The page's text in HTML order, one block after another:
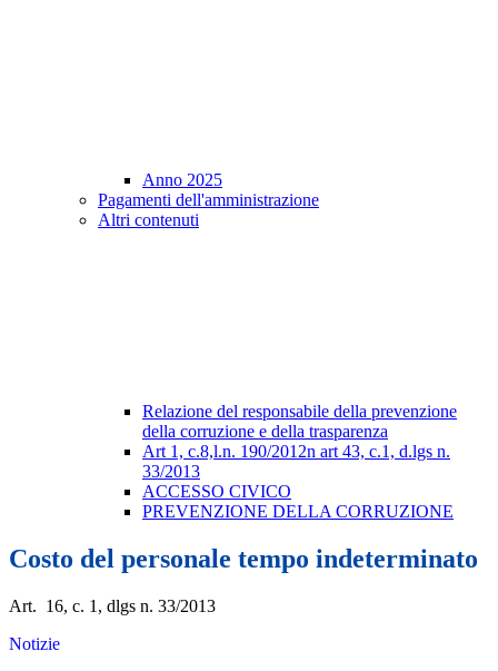
Anno 2025
Pagamenti dell'amministrazione
Altri contenuti
Relazione del responsabile della prevenzione
della corruzione e della trasparenza
Art 1, c.8,l.n. 190/2012n art 43, c.1, d.lgs n.
33/2013
ACCESSO CIVICO
PREVENZIONE DELLA CORRUZIONE
Costo del personale tempo indeterminato
Art. 16, c. 1, dlgs n. 33/2013
Notizie